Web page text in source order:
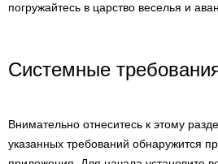
погружайтесь в царство веселья и
Системные
Внимательно отнеситесь к этому
указанных требований обнаружится